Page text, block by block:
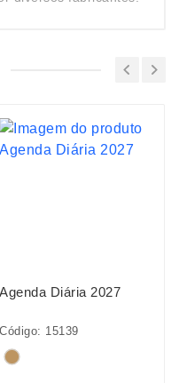
Agenda Diária 2027
Código: 15139